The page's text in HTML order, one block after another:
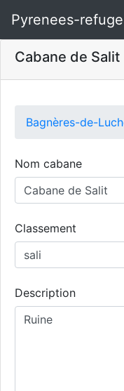
Pyrenees-
Cabane de Salit
Bagnères-de-
Nom cabane
Classement
Description